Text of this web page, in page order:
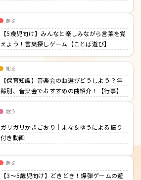
遊ぶ
【5歳児向け】みんなと楽しみながら言葉を覚
えよう！言葉探しゲーム【ことば遊び】
知る
【保育知識】音楽会の曲選びどうしよう？年
齢別、音楽会でおすすめの曲紹介！【行事】
歌う
ガリガリかきごおり｜まな＆ゆうによる振り
付き動画
遊ぶ
【3〜5歳児向け】どきどき！爆弾ゲームの遊